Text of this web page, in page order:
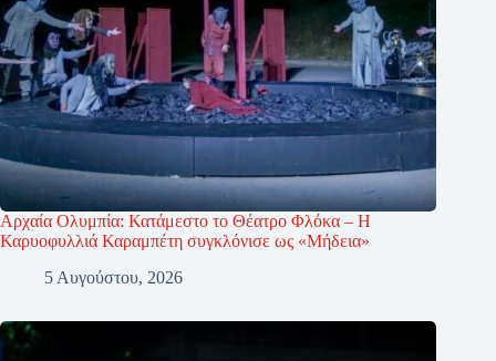
Αρχαία Ολυμπία: Κατάμεστο το Θέατρο Φλόκα – Η
Καρυοφυλλιά Καραμπέτη συγκλόνισε ως «Μήδεια»
5 Αυγούστου, 2026